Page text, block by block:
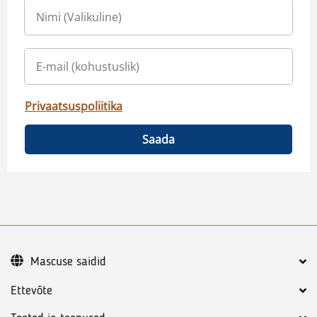
Privaatsuspoliitika
Saada
Ettevõte
Mascuse saidid